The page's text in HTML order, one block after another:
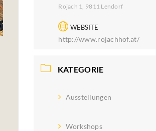
Rojach 1, 9811 Lendorf
WEBSITE
http://www.rojachhof.at/
KATEGORIE
Ausstellungen
Workshops